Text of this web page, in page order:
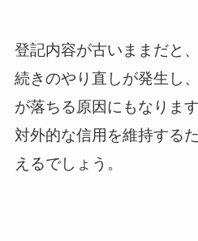
登記内容が古いままだと
続きのやり直しが発生し
が落ちる原因にもなりま
対外的な信用を維持する
えるでしょう。